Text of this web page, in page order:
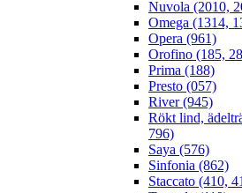
Nuvola (2010,
Omega (1314,
Opera (961)
Orofino (185,
Prima (188)
Presto (057)
River (945)
Rökt lind,
796)
Saya (576)
Sinfonia (862)
Staccato (410,